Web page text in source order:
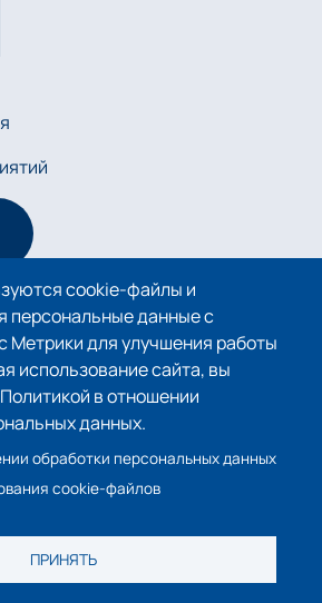
cookie-файлы и
персональные данные с
для улучшения работы
использование сайта, вы
в отношении
данных.
обработки персональных данных
cookie-файлов
ПРИНЯТЬ
организации
обработки персональных
cookie-файлов
горный университет
II